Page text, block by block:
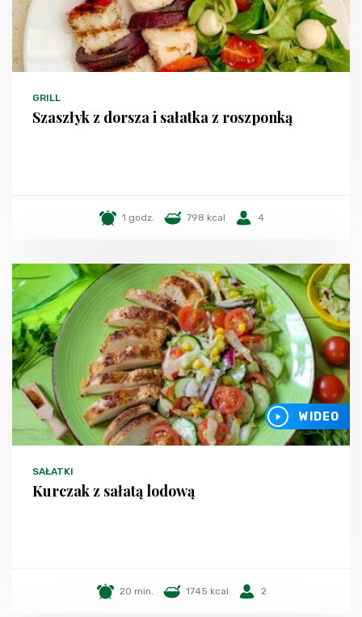
GRILL
Szaszłyk z dorsza i sałatka z roszponką
1 godz. 798 kcal 4
WIDEO
SAŁATKI
Kurczak z sałatą lodową
20 min. 1745 kcal 2